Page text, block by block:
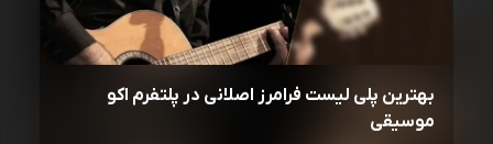
بهترین پلی لیست فرامرز اصلانی در پلتفرم اکو
موسیقی